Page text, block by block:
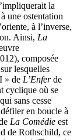
la
une ostentation
à l’inverse,
Ainsi, La
composée
lesquelles
» de L’Enferde
cyclique où se
sans cesse
en boucle à
La Comédie est
de Rothschild, ce